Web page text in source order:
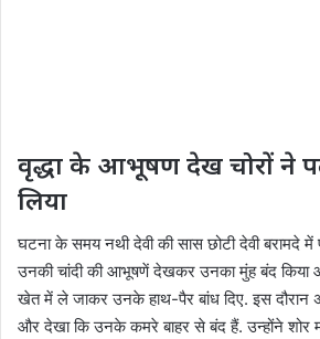
वृद्धा के आभूषण देख चोरों ने
लिया
घटना के समय नथी देवी की सास छोटी देवी बरामदे में
उनकी चांदी की आभूषणें देखकर उनका मुंह बंद किया
खेत में ले जाकर उनके हाथ-पैर बांध दिए. इस दौरान
और देखा कि उनके कमरे बाहर से बंद हैं. उन्होंने शोर